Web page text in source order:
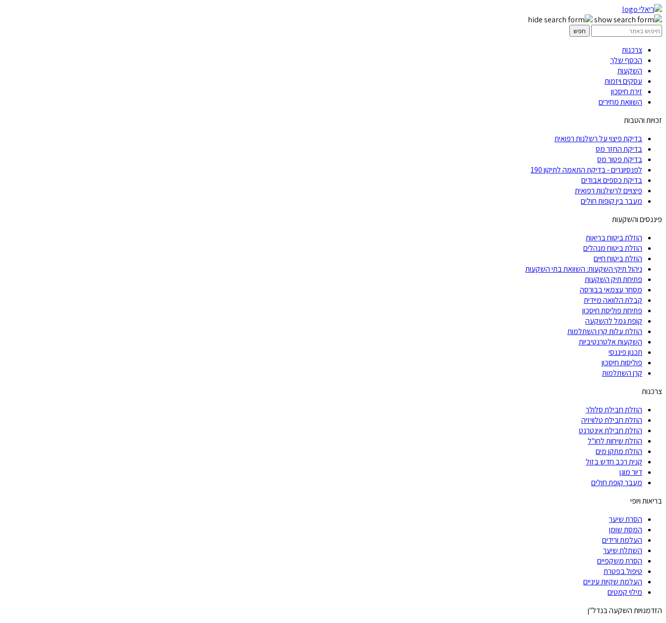
צרכנות
הכסף שלך
השקעות
עסקים ויזמות
זירת חיסכון
השוואת מחירים
זכויות והטבות
בדיקת פיצוי על רשלנות רפואית
בדיקת החזר מס
בדיקת פטור מס
לפנסיונרים - בדיקת התאמה לתיקון 190
בדיקת כספים אבודים
פיצויים לרשלנות רפואית
מעבר בין קופות חולים
פיננסים והשקעות
הוזלת ביטוח בריאות
הוזלת ביטוח מנהלים
הוזלת ביטוח חיים
ניהול תיקי השקעות: השוואת בתי השקעות
פתיחת תיק השקעות
מסחר עצמאי בבורסה
קבלת הלוואה מיידית
פתיחת פוליסת חיסכון
קופת גמל להשקעה
הוזלת עלות קרן השתלמות
השקעות אלטרנטיביות
תכנון פיננסי
פוליסות חיסכון
קרן השתלמות
צרכנות
הוזלת חבילת סלולר
הוזלת חבילת טלוויזיה
הוזלת חבילת אינטרנט
הוזלת שיחות לחו"ל
הוזלת מתקן מים
קנית רכב חדש בזול
דיור מוגן
מעבר קופת חולים
בריאות ויופי
הסרת שיער
המסת שומן
העלמת ורידים
השתלת שיער
הסרת משקפיים
טיפול בפטרת
העלמת שקיות עיניים
מילוי קמטים
הזדמנויות השקעה בנדל"ן